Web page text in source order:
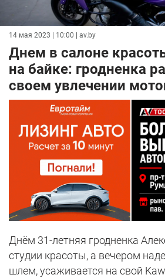
14 мая 2023 | 10:00 | av.by
Днем в салоне
на байке: гродненка
своем увлечении
Днём 31-летняя гродненка
студии красоты, а вечером
шлем, усаживается на свой